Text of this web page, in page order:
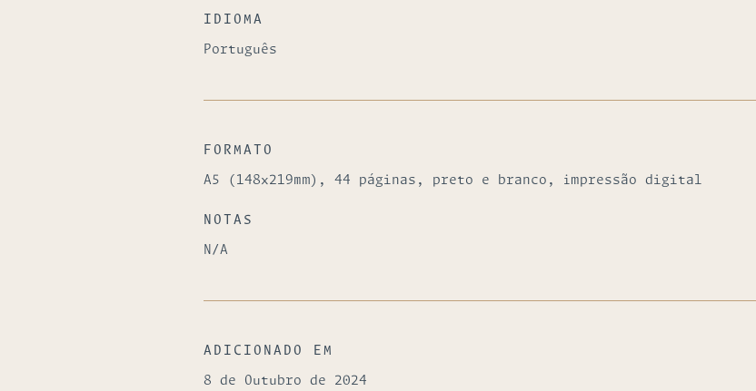
IDIOMA
Português
FORMATO
A5 (148x219mm), 44 páginas, preto e branco, impressão digital
NOTAS
N/A
ADICIONADO EM
8 de Outubro de 2024